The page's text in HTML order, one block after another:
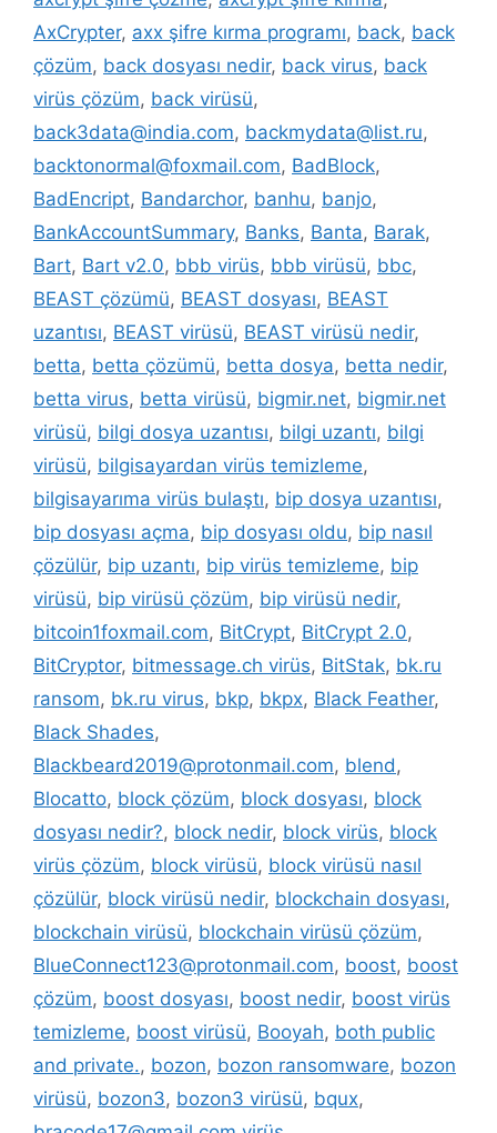
AxCrypter, axx şifre kırma programı, back, back
çözüm, back dosyası nedir, back virus, back
virüs çözüm, back virüsü,
back3data@india.com, backmydata@list.ru,
backtonormal@foxmail.com, BadBlock,
BadEncript, Bandarchor, banhu, banjo,
BankAccountSummary, Banks, Banta, Barak,
Bart, Bart v2.0, bbb virüs, bbb virüsü, bbc,
BEAST çözümü, BEAST dosyası, BEAST
uzantısı, BEAST virüsü, BEAST virüsü nedir,
betta, betta çözümü, betta dosya, betta nedir,
betta virus, betta virüsü, bigmir.net, bigmir.net
virüsü, bilgi dosya uzantısı, bilgi uzantı, bilgi
virüsü, bilgisayardan virüs temizleme,
bilgisayarıma virüs bulaştı, bip dosya uzantısı,
bip dosyası açma, bip dosyası oldu, bip nasıl
çözülür, bip uzantı, bip virüs temizleme, bip
virüsü, bip virüsü çözüm, bip virüsü nedir,
bitcoin1foxmail.com, BitCrypt, BitCrypt 2.0,
BitCryptor, bitmessage.ch virüs, BitStak, bk.ru
ransom, bk.ru virus, bkp, bkpx, Black Feather,
Black Shades,
Blackbeard2019@protonmail.com, blend,
Blocatto, block çözüm, block dosyası, block
dosyası nedir?, block nedir, block virüs, block
virüs çözüm, block virüsü, block virüsü nasıl
çözülür, block virüsü nedir, blockchain dosyası,
blockchain virüsü, blockchain virüsü çözüm,
BlueConnect123@protonmail.com, boost, boost
çözüm, boost dosyası, boost nedir, boost virüs
temizleme, boost virüsü, Booyah, both public
and private., bozon, bozon ransomware, bozon
virüsü, bozon3, bozon3 virüsü, bqux,